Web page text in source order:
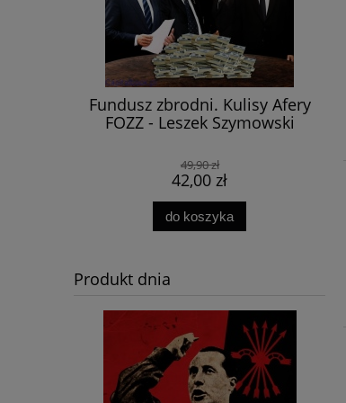
Fundusz zbrodni. Kulisy Afery
FOZZ - Leszek Szymowski
49,90 zł
42,00 zł
do koszyka
Produkt dnia